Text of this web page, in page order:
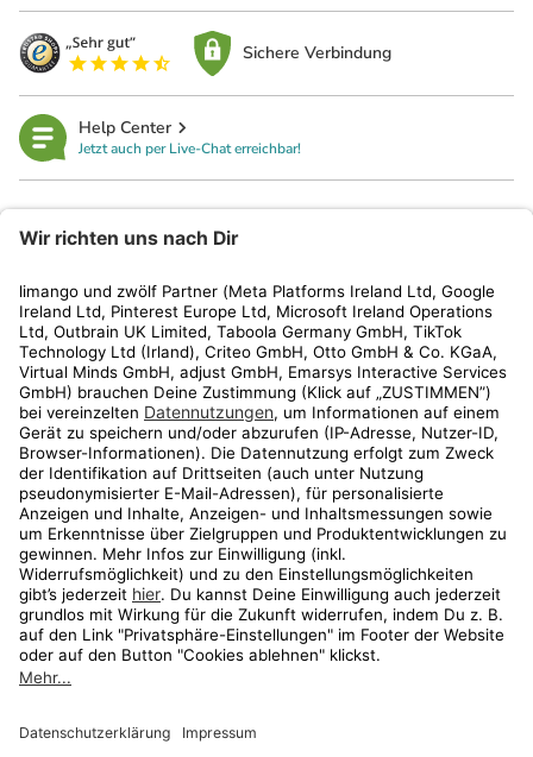
Sichere Verbindung
Help Center
Jetzt auch per Live-Chat erreichbar!
Kundenservice
Shop
Aktionen
Travel